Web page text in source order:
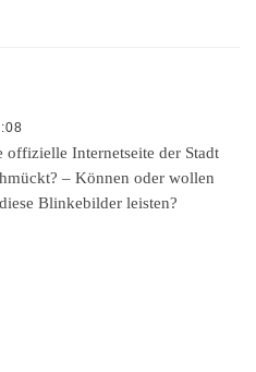
offizielle Internetseite der Stadt
– Können oder wollen
Blinkebilder leisten?